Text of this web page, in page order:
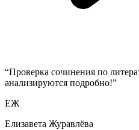
“Проверка сочинения по
анализируются подробно!”
ЕЖ
Елизавета Журавлёва